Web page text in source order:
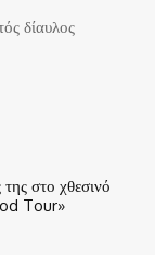
δίαυλος
στο χθεσινό
Tour»